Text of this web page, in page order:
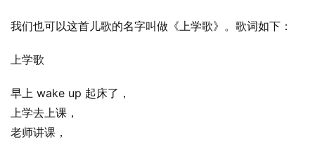
我们也可以这首儿歌的名字叫做《上学歌》。歌词如下：
上学歌
早上 wake up 起床了，
上学去上课，
老师讲课，